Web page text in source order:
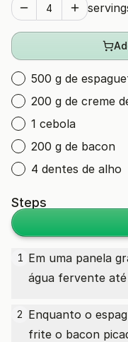
500 g de
200 g de creme
1 cebola
200 g de bacon
4 dentes de alho
Steps
1 Em uma panela
água fervente
2 Enquanto o
frite o bacon